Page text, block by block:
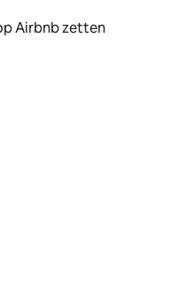
Airbnb zetten